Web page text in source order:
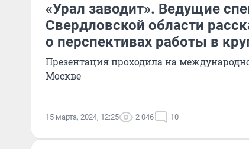
«Урал заводит». Ведущие
Свердловской области
о перспективах работы в
Презентация проходила на
Москве
15 марта, 2024, 12:25 2 046 10